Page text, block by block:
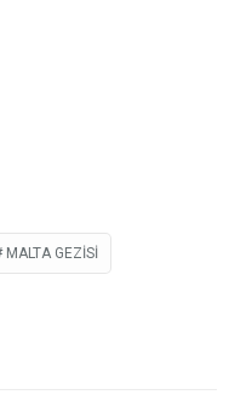
MALTA GEZISI